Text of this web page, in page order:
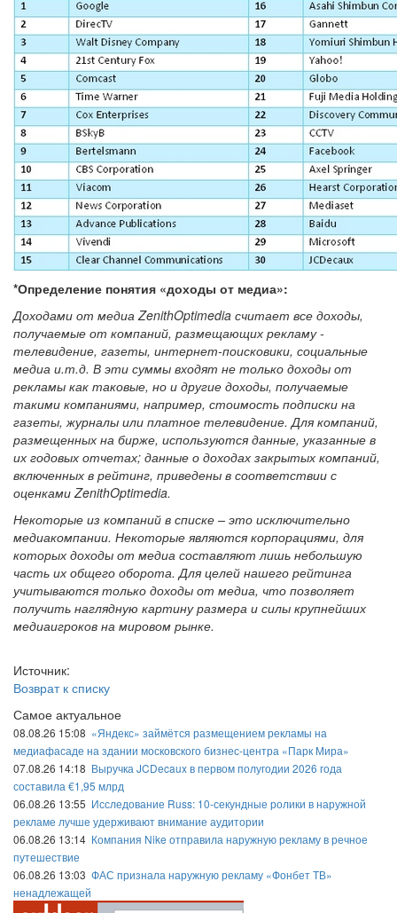
*Определение понятия «доходы от медиа»:
Доходами от медиа ZenithOptimedia считает все доходы,
получаемые от компаний, размещающих рекламу -
телевидение, газеты, интернет-поисковики, социальные
медиа и.т.д. В эти суммы входят не только доходы от
рекламы как таковые, но и другие доходы, получаемые
такими компаниями, например, стоимость подписки на
газеты, журналы или платное телевидение. Для компаний,
размещенных на бирже, используются данные, указанные в
их годовых отчетах; данные о доходах закрытых компаний,
включенных в рейтинг, приведены в соответствии с
оценками ZenithOptimedia.
Некоторые из компаний в списке – это исключительно
медиакомпании. Некоторые являются корпорациями, для
которых доходы от медиа составляют лишь небольшую
часть их общего оборота. Для целей нашего рейтинга
учитываются только доходы от медиа, что позволяет
получить наглядную картину размера и силы крупнейших
медиаигроков на мировом рынке.
Источник:
Возврат к списку
Самое актуальное
08.08.26 15:08 «Яндекс» займётся размещением рекламы на
медиафасаде на здании московского бизнес-центра «Парк Мира»
07.08.26 14:18 Выручка JCDecaux в первом полугодии 2026 года
составила €1,95 млрд
06.08.26 13:55 Исследование Russ: 10-секундные ролики в наружной
рекламе лучше удерживают внимание аудитории
06.08.26 13:14 Компания Nike отправила наружную рекламу в речное
путешествие
06.08.26 13:03 ФАС признала наружную рекламу «Фонбет ТВ»
ненадлежащей